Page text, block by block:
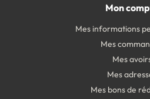
Mon
Mes informations
Mes
Mes
Mes
Mes bons de